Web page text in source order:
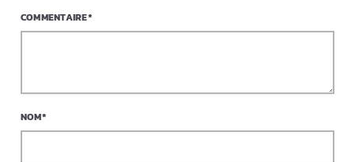
COMMENTAIRE*
NOM*